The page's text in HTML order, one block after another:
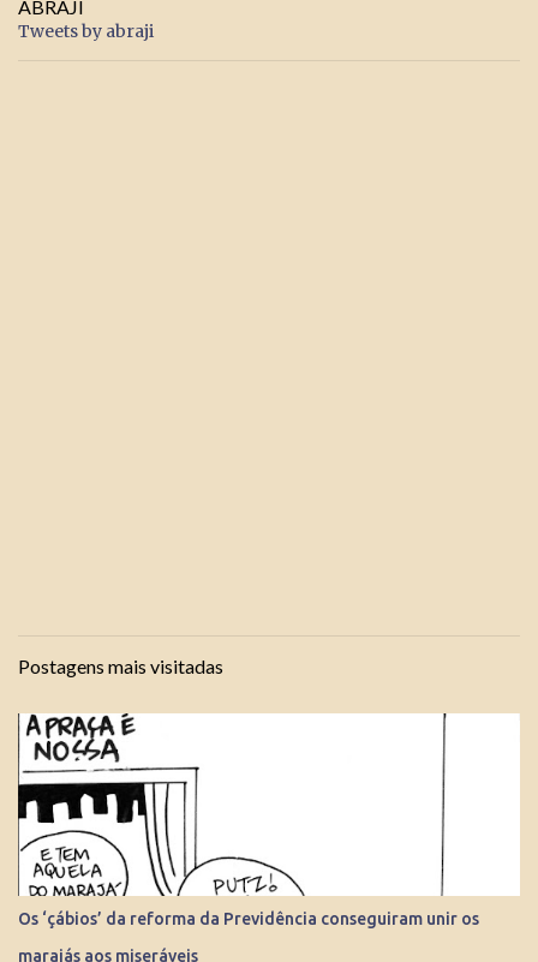
ABRAJI
Tweets by abraji
Postagens mais visitadas
Os ‘çábios’ da reforma da Previdência conseguiram unir os
marajás aos miseráveis